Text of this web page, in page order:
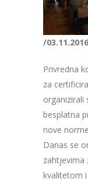
/
Privredna
za
organizirali
besplatna
nove
Danas se
zahtjevima
kvalitetom